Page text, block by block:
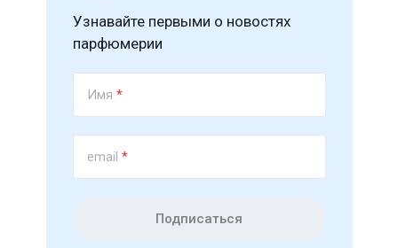
Узнавайте первыми о новостях
парфюмерии
Имя *
email *
Подписаться